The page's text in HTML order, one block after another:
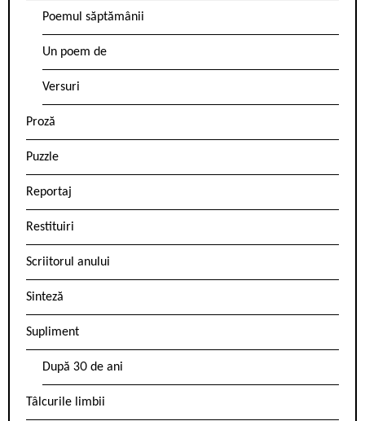
Poemul săptămânii
Un poem de
Versuri
Proză
Puzzle
Reportaj
Restituiri
Scriitorul anului
Sinteză
Supliment
După 30 de ani
Tâlcurile limbii